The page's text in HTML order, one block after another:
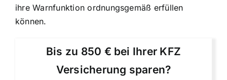
ihre Warnfunktion ordnungsgemäß erfüllen
können.
Bis zu 850 € bei Ihrer KFZ
Versicherung sparen?